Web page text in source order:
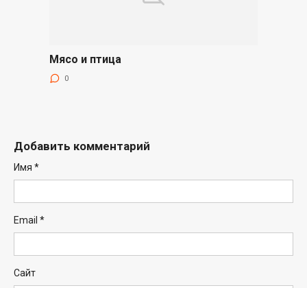
Мясо и птица
0
Добавить комментарий
Имя *
Email *
Сайт